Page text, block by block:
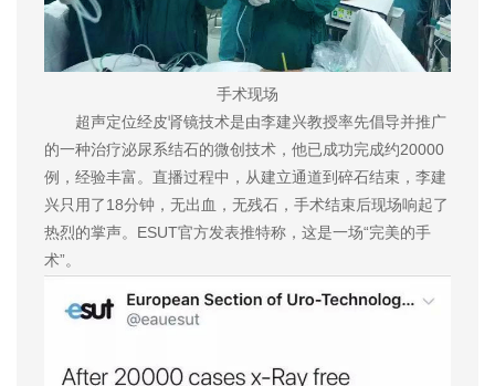
手术现场
超声定位经皮肾镜技术是由李建兴教授率先倡导并推广
的一种治疗泌尿系结石的微创技术，他已成功完成约20000
例，经验丰富。直播过程中，从建立通道到碎石结束，李建
兴只用了18分钟，无出血，无残石，手术结束后现场响起了
热烈的掌声。ESUT官方发表推特称，这是一场“完美的手
术”。